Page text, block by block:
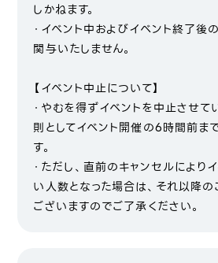
しかねます。
・イベント中およびイベント終了後
関与いたしません。
【イベント中止について】
・やむを得ずイベントを中止させて
則としてイベント開催の6時間前ま
す。
・ただし、直前のキャンセルにより
い人数となった場合は、それ以降
ございますのでご了承ください。